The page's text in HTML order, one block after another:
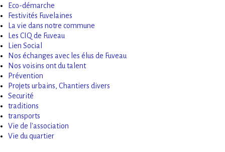
Eco-démarche
Festivités Fuvelaines
La vie dans notre commune
Les CIQ de Fuveau
Lien Social
Nos échanges avec les élus de Fuveau
Nos voisins ont du talent
Prévention
Projets urbains, Chantiers divers
Securité
traditions
transports
Vie de l'association
Vie du quartier